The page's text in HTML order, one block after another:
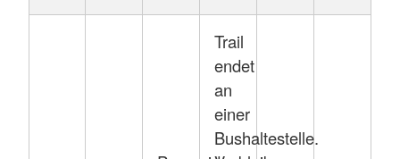
Trail
endet
an
einer
Bushaltestelle.